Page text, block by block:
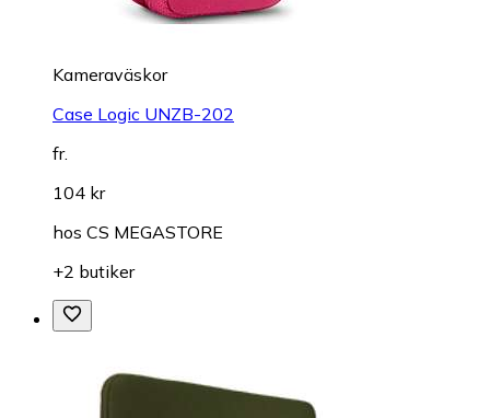
Kameraväskor
Case Logic UNZB-202
fr.
104 kr
hos CS MEGASTORE
+2 butiker